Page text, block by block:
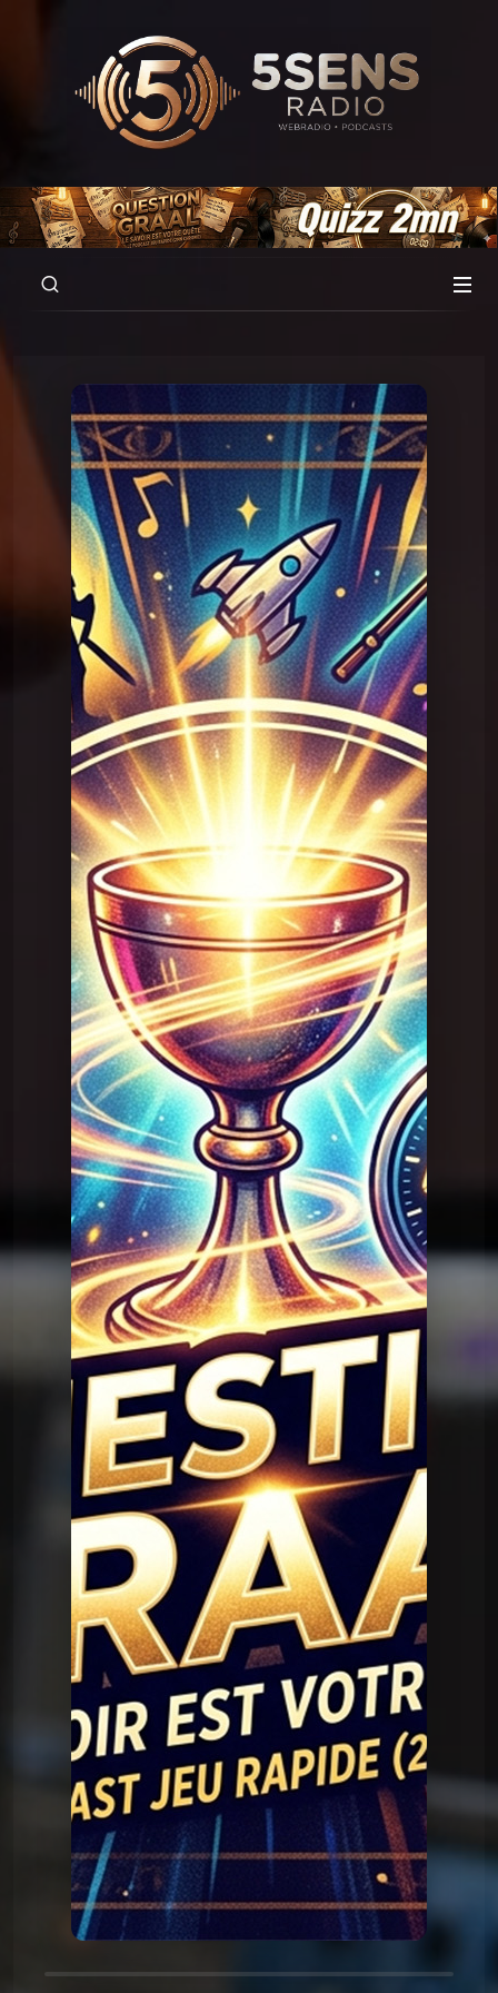
00:00
Question Graal
Graal V2 - 58 Chanson
Question Graal Graal V2 - 58 Chanson
Question Graal Graal V2 - 99 musique
Question Graal Graal V2 - 98 musique
Question Graal Graal V2 - 97 musique
Question Graal Graal V2 - 96 musique
Question Graal Graal V2 - 95 musique
Question Graal Graal V2 - 94 musique
Question Graal Graal V2 - 93 musique
Question Graal Graal V2 - 92 série
Question Graal Graal V2 - 91 musique
Question Graal Graal V2 - 90 série
Question Graal Graal V2 - 89 musique
Question Graal Graal V2 - 88 série
Question Graal Graal V2 - 87 musique
Question Graal Graal V2 - 86 série